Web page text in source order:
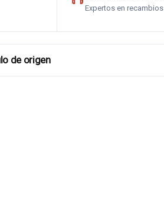
Expertos en recambios
de origen